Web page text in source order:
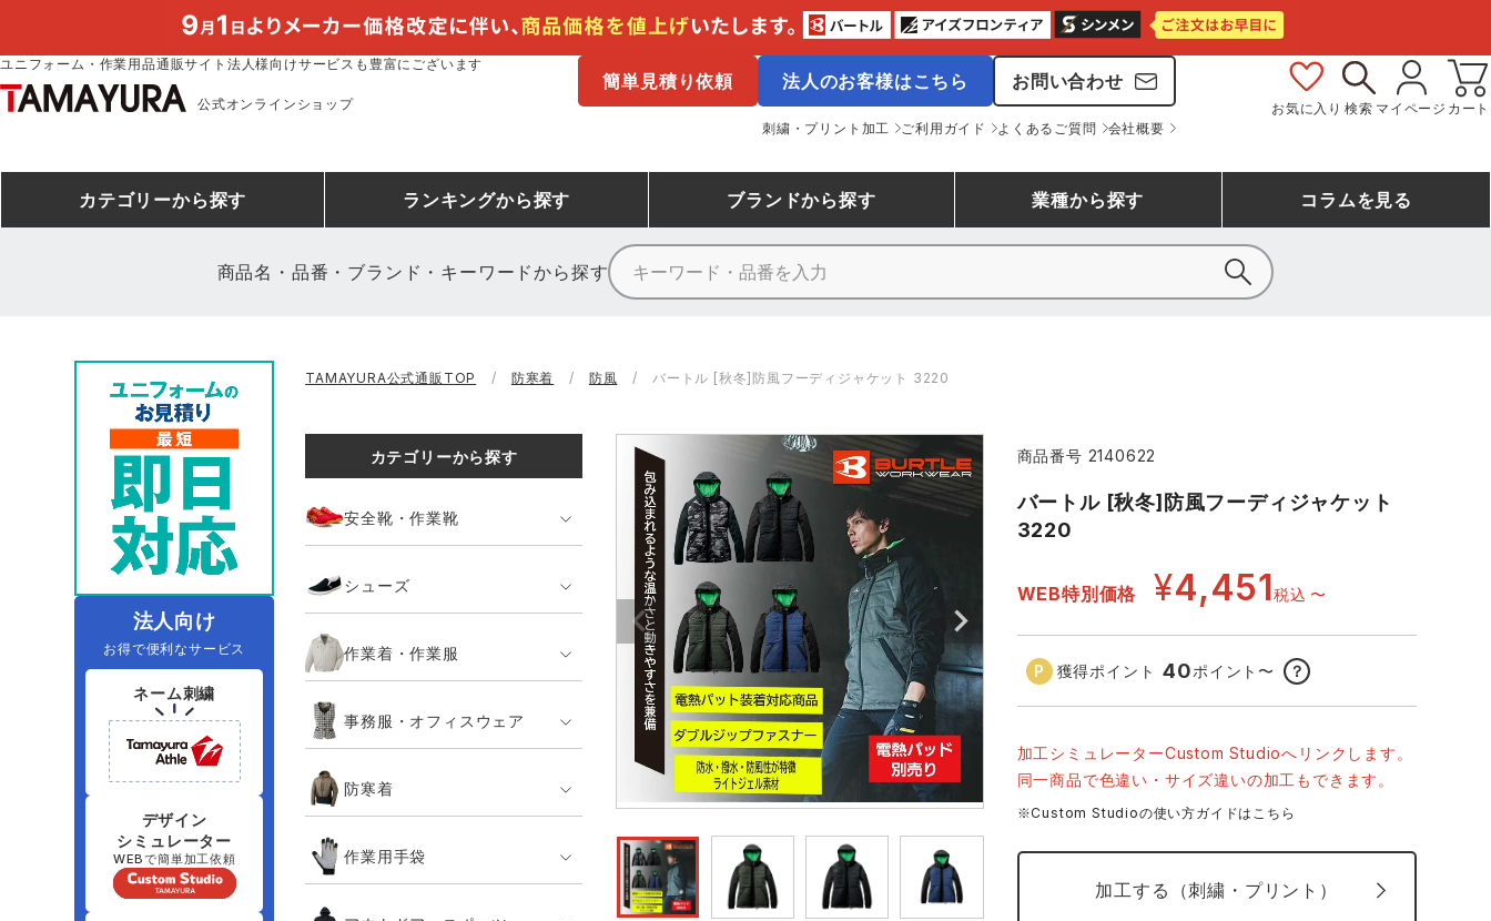
ユニフォーム・作業用品通販サイト法人様向けサービスも豊富にございます
公式オンラインショップ
簡単見積り依頼 法人のお客様はこちら お問い合わせ
刺繍・プリント加工 ご利用ガイド よくあるご質問 会社概要
お気に入り 検索 マイページ カート
カテゴリーから探す
防寒着
コンプレッションウェア 作業用ポロシャツ 安全保護具
ヤッケ 作業用小物・アクセサリー類 鞄・バッグ類
ファン付きウェア（空調服シリー
ズ）
電熱ウェア・ヒートウェア 刺繍・プリント加工対象商品
ランキングから探す
ミズノ安全靴ランキング
空調服ランキング コンプレッションウェアランキング 作業用ポロシャツランキング 作業用手袋ランキング
レインウェアランキング アイズフロンティア ランキング TSDESIGN ランキング
アイトス ランキング ジーベック ランキング
ネーム刺繍・プリント加工対象商品
作業着
ファン付きウェア
防寒
カジュアル
ブランドから探す
アイズフロンティア
クロダルマ 桑和 山田辰 クレヒフク
住商モンブラン ボンマックス GUSH FORCE CUP
シンメン 日進ゴム ハイパーV 丸五
タカヤ商事 エアークラフト サーヴォ セロリー 大阪支店
アタックベース サンエス 中塚被服 イーブンリバー スターライト工業 東洋物産工業
藤井電工 福山ゴム工業
ビッグボーン商事株式会
社
業種から探す
農作業服
DIY・日曜大工作業服 飲食店ユニフォーム 運送・倉庫作業服 清掃・ビルメンテ作業服
夜間・高視認性安全服 医療白衣・介護服
コラムを見る
商品名・品番・ブランド・キーワードから探す
法人向け
お得で便利なサービス
ネーム刺繍
デザイン
シミュレーター
WEBで簡単加工依頼
TAMAYURA公式通販TOP 防寒着 防風 バートル [秋冬]防風フーディジャケット 3220
カテゴリーから探す
安全靴・作業靴
シューズ
作業着・作業服
事務服・オフィスウェア
防寒着
作業用手袋
14.ミルスグリーン
商品番号 2140622
バートル [秋冬]防風フーディジャケット
3220
WEB特別価格 ¥4,451税込 〜
獲得ポイント 40ポイント 〜 ？
加工シミュレーターCustom Studioへリンクします。
同一商品で色違い・サイズ違いの加工もできます。
※Custom Studioの使い方ガイドはこちら
加工する（刺繍・プリント）